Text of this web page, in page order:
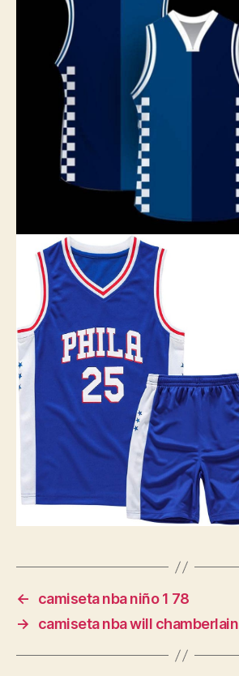
←
camiseta nba niño 1 78
→
camiseta nba will chamberlain